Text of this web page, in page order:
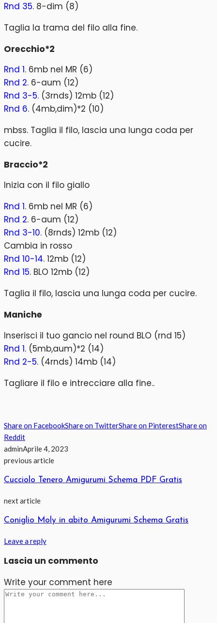
Rnd 35. 8-dim (8)
Taglia la trama del filo alla fine.
Orecchio*2
Rnd 1. 6mb nel MR (6)
Rnd 2. 6-aum (12)
Rnd 3-5. (3rnds) 12mb (12)
Rnd 6. (4mb,dim)*2 (10)
mbss. Taglia il filo, lascia una lunga coda per
cucire.
Braccio*2
Inizia con il filo giallo
Rnd 1. 6mb nel MR (6)
Rnd 2. 6-aum (12)
Rnd 3-10. (8rnds) 12mb (12)
Cambia in rosso
Rnd 10-14. 12mb (12)
Rnd 15. BLO 12mb (12)
Taglia il filo, lascia una lunga coda per cucire.
Maniche
Inserisci il tuo gancio nel round BLO (rnd 15)
Rnd 1. (5mb,aum)*2 (14)
Rnd 2-5. (4rnds) 14mb (14)
Tagliare il filo e intrecciare alla fine..
Share on FacebookShare on TwitterShare on PinterestShare on
Reddit
adminAprile 4, 2023
previous article
Cucciolo Tenero Amigurumi Schema PDF Gratis
next article
Coniglio Moly in abito Amigurumi Schema Gratis
Leave a reply
Lascia un commento
Write your comment here